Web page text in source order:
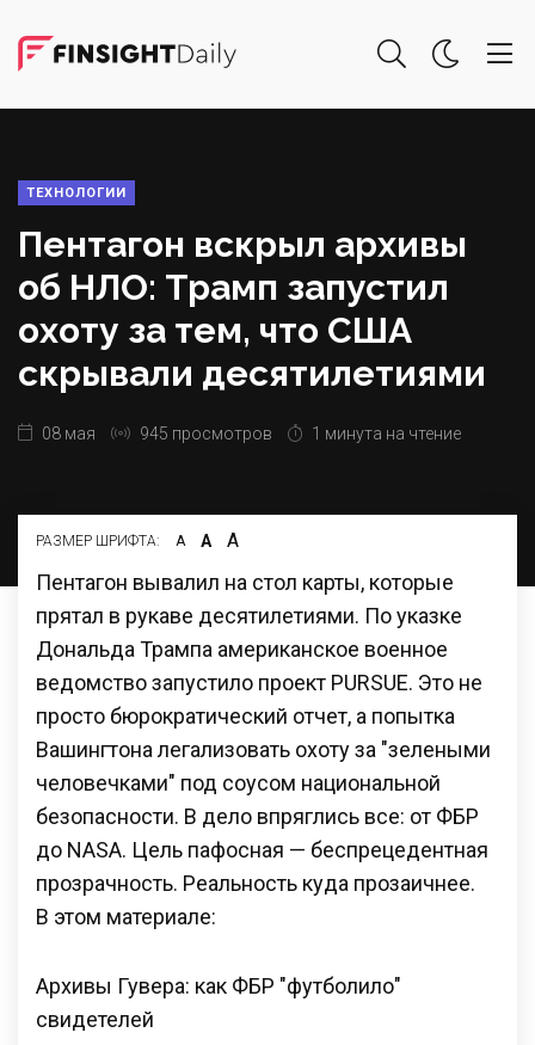
ТЕХНОЛОГИИ
Пентагон вскрыл архивы
об НЛО: Трамп запустил
охоту за тем, что США
скрывали десятилетиями
08 мая 945 просмотров 1 минута на чтение
РАЗМЕР ШРИФТА: А А А
Пентагон вывалил на стол карты, которые
прятал в рукаве десятилетиями. По указке
Дональда Трампа американское военное
ведомство запустило проект PURSUE. Это не
просто бюрократический отчет, а попытка
Вашингтона легализовать охоту за "зелеными
человечками" под соусом национальной
безопасности. В дело впряглись все: от ФБР
до NASA. Цель пафосная — беспрецедентная
прозрачность. Реальность куда прозаичнее.
В этом материале:
Архивы Гувера: как ФБР "футболило"
свидетелей